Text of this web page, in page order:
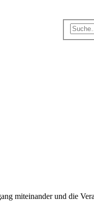
miteinander und die